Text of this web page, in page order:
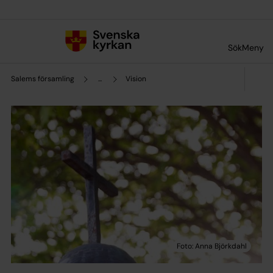
SökMeny
Salems församling ... Vision